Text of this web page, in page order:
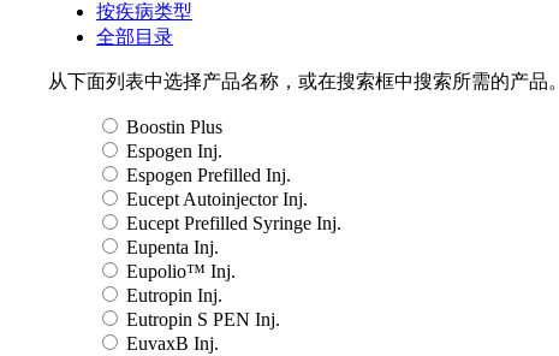
按疾病类型
全部目录
从下面列表中选择产品名称，或在搜索框中搜索所需的产品。
Boostin Plus
Espogen Inj.
Espogen Prefilled Inj.
Eucept Autoinjector Inj.
Eucept Prefilled Syringe Inj.
Eupenta Inj.
Eupolio™ Inj.
Eutropin Inj.
Eutropin S PEN Inj.
EuvaxB Inj.